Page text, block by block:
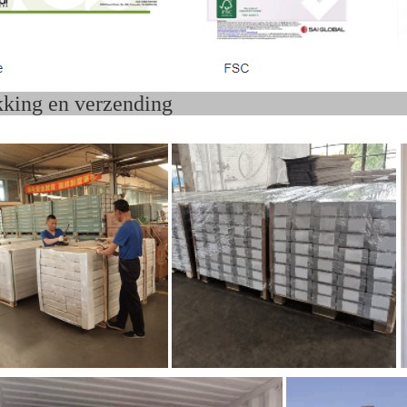
en